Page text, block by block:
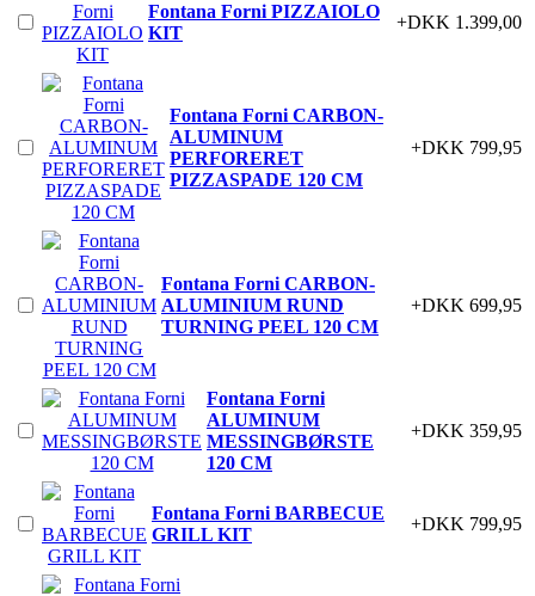
Fontana Forni PIZZAIOLO
KIT
+DKK 1.399,00
Fontana Forni CARBON-
ALUMINUM
PERFORERET
PIZZASPADE 120 CM
+DKK 799,95
Fontana Forni CARBON-
ALUMINIUM RUND
TURNING PEEL 120 CM
+DKK 699,95
Fontana Forni
ALUMINUM
MESSINGBØRSTE
120 CM
+DKK 359,95
Fontana Forni BARBECUE
GRILL KIT
+DKK 799,95